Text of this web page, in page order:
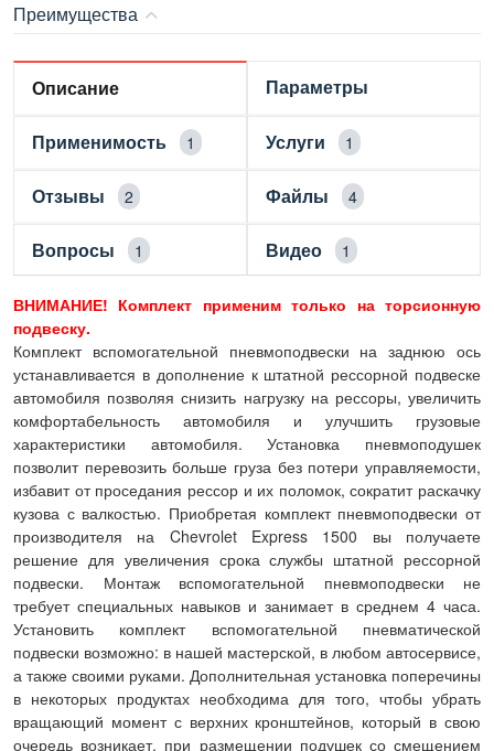
Преимущества
Описание Параметры
Применимость 1 Услуги 1
Отзывы 2 Файлы 4
Вопросы 1 Видео 1
ВНИМАНИЕ! Комплект применим только на торсионную
подвеску.
Комплект вспомогательной пневмоподвески на заднюю ось
устанавливается в дополнение к штатной рессорной подвеске
автомобиля позволяя снизить нагрузку на рессоры, увеличить
комфортабельность автомобиля и улучшить грузовые
характеристики автомобиля. Установка пневмоподушек
позволит перевозить больше груза без потери управляемости,
избавит от проседания рессор и их поломок, сократит раскачку
кузова с валкостью. Приобретая комплект пневмоподвески от
производителя на Chevrolet Express 1500 вы получаете
решение для увеличения срока службы штатной рессорной
подвески. Монтаж вспомогательной пневмоподвески не
требует специальных навыков и занимает в среднем 4 часа.
Установить комплект вспомогательной пневматической
подвески возможно: в нашей мастерской, в любом автосервисе,
а также своими руками. Дополнительная установка поперечины
в некоторых продуктах необходима для того, чтобы убрать
вращающий момент с верхних кронштейнов, который в свою
очередь возникает, при размещении подушек со смещением